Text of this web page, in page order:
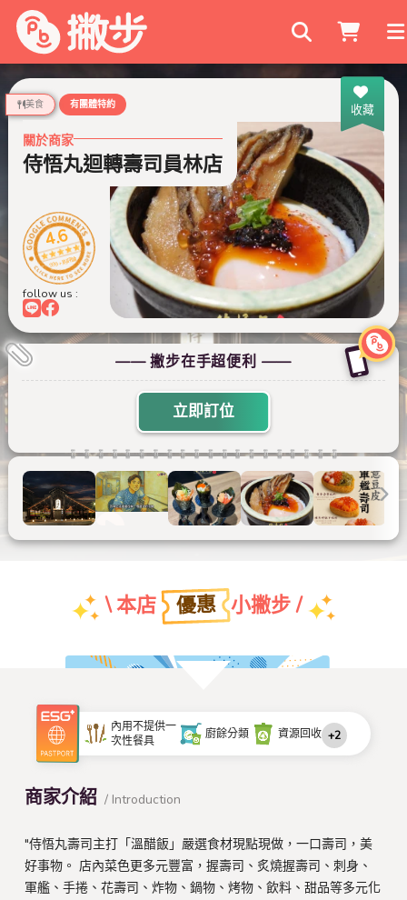
搜尋商家
收藏
美食 有團體特約
關於商家
侍悟丸迴轉壽司員林店
4.6
999+ 則評論
follow us :
—— 撇步在手超便利 ——
立即訂位
\ 本店 優惠 小撇步 /
團體特約折扣優惠
查看本店特約名單
內用不提供一
次性餐具
廚餘分類 資源回收 +2
商家介紹 / Introduction
"侍悟丸壽司主打「溫醋飯」嚴選食材現點現做，一口壽司，美
好事物。 店內菜色更多元豐富，握壽司、炙燒握壽司、刺身、
軍艦、手捲、花壽司、炸物、鍋物、烤物、飲料、甜品等多元化